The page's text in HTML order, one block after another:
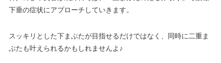
月 火 水 木 金
19：00
19：00
19：00
19：00
19：00
19：00
19：00
19：00
ン
可
下垂の症状にアプローチしていきます。
スッキリとした下まぶたが目指せるだけではなく、同時に二重ま
ぶたも叶えられるかもしれませんよ♪